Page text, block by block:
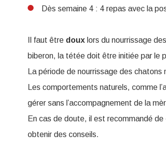
Dès semaine 4 : 4 repas avec la
Il faut être doux lors du nourrissage
biberon, la tétée doit être initiée par le
La période de nourrissage des
Les comportements naturels, comme
gérer sans l’accompagnement de la
En cas de doute, il est recommandé de
obtenir des conseils.